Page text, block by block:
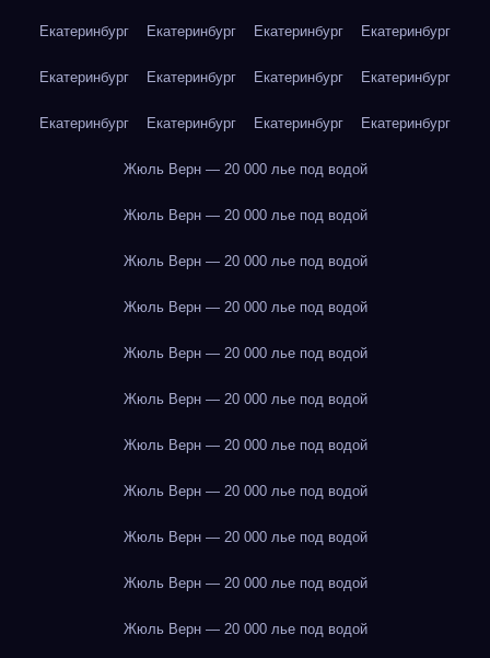
Екатеринбург Екатеринбург Екатеринбург Екатеринбург
Екатеринбург Екатеринбург Екатеринбург Екатеринбург
Екатеринбург Екатеринбург Екатеринбург Екатеринбург
Жюль Верн — 20 000 лье под водой
Жюль Верн — 20 000 лье под водой
Жюль Верн — 20 000 лье под водой
Жюль Верн — 20 000 лье под водой
Жюль Верн — 20 000 лье под водой
Жюль Верн — 20 000 лье под водой
Жюль Верн — 20 000 лье под водой
Жюль Верн — 20 000 лье под водой
Жюль Верн — 20 000 лье под водой
Жюль Верн — 20 000 лье под водой
Жюль Верн — 20 000 лье под водой